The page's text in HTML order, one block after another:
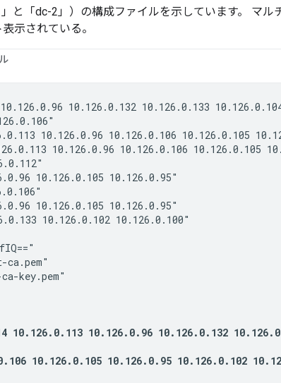
と「dc-2」）の構成ファイルを示しています。 マル
示されている。
10.126.0.132 10.126.0.133
10.126.0.96 10.126.0.106 10.126.0.105
10.126.0.96 10.126.0.106 10.126.0.105
10.126.0.105 10.126.0.95"
10.126.0.105 10.126.0.95"
10.126.0.102 10.126.0.100"
ca.pem"
key.pem"
10.126.0.113 10.126.0.96 10.126.0.132
10.126.0.105 10.126.0.95 10.126.0.102